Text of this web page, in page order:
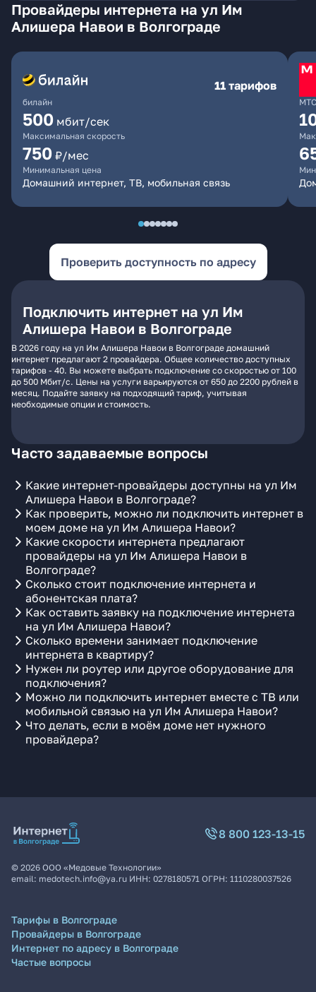
Провайдеры интернета на ул Им
Алишера Навои в Волгограде
билайн
11 тарифов
500 мбит/сек
Максимальная скорость
750 ₽/мес
Минимальная цена
Домашний интернет, ТВ, мобильная связь
МТС
Проверить доступность по адресу
Подключить интернет на ул Им
Алишера Навои в Волгограде
В 2026 году на ул Им Алишера Навои в Волгограде домашний
интернет предлагают 2 провайдера. Общее количество доступных
тарифов - 40. Вы можете выбрать подключение со скоростью от 100
до 500 Мбит/с. Цены на услуги варьируются от 650 до 2200 рублей в
месяц. Подайте заявку на подходящий тариф, учитывая
необходимые опции и стоимость.
Часто задаваемые вопросы
Какие интернет-провайдеры доступны на ул Им
Алишера Навои в Волгограде?
Как проверить, можно ли подключить интернет в
моем доме на ул Им Алишера Навои?
Какие скорости интернета предлагают
провайдеры на ул Им Алишера Навои в
Волгограде?
Сколько стоит подключение интернета и
абонентская плата?
Как оставить заявку на подключение интернета
на ул Им Алишера Навои?
Сколько времени занимает подключение
интернета в квартиру?
Нужен ли роутер или другое оборудование для
подключения?
Можно ли подключить интернет вместе с ТВ или
мобильной связью на ул Им Алишера Навои?
Что делать, если в моём доме нет нужного
провайдера?
8 800 123-13-15
© 2026 ООО «Медовые Технологии»
email: medotech.info@ya.ru ИНН: 0278180571 ОГРН: 1110280037526
Тарифы в Волгограде
Провайдеры в Волгограде
Интернет по адресу в Волгограде
Частые вопросы